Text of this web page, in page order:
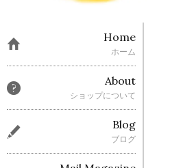
Home
ホーム
About
ショップについて
Blog
ブログ